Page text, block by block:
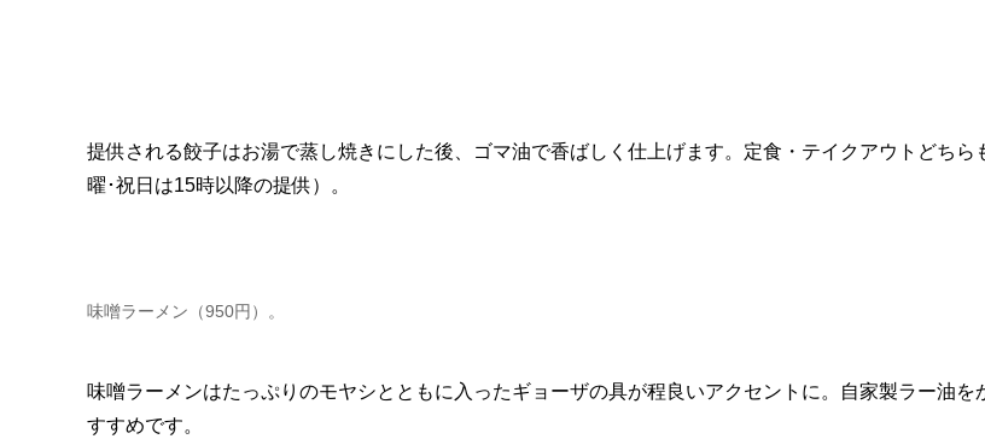
提供される餃子はお湯で蒸し焼きにした後、ゴマ油で香ばしく仕上げます。定食・テイクアウトどちら
曜･祝日は15時以降の提供）。
味噌ラーメン（950円）。
味噌ラーメンはたっぷりのモヤシとともに入ったギョーザの具が程良いアクセントに。自家製ラー油を
すすめです。